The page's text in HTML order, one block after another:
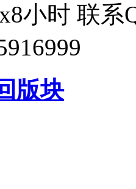
小时 联系
版块